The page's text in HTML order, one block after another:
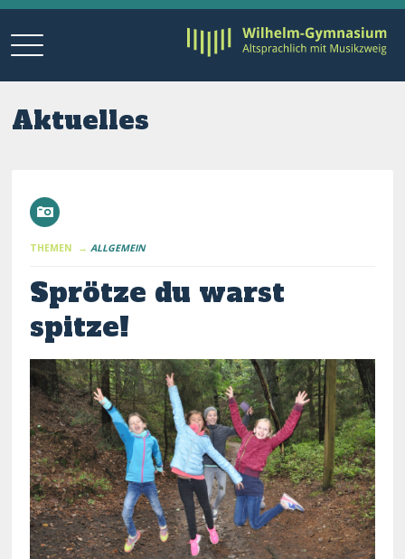
Aktuelles
THEMEN → ALLGEMEIN
Sprötze du warst
spitze!